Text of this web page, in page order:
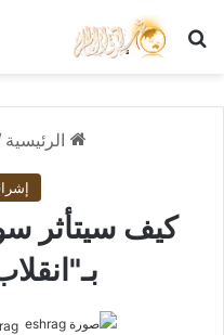
بحث عن
الرئيسية
كيف سيتأثر